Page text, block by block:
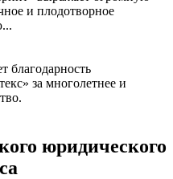
и плодотворное
за многолетнее и
юридического